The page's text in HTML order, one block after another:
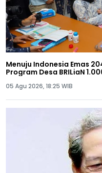
Menuju Indonesia Emas
Program Desa BRILiaN
05 Agu 2026, 18:25 WIB